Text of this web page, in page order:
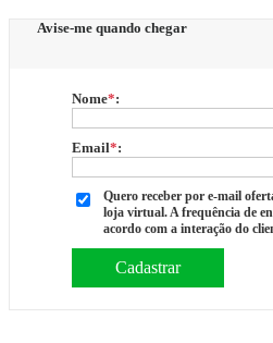
Avise-me quando chegar
Nome*:
Email*:
Quero receber por e-mail
loja virtual. A frequência de
acordo com a interação do